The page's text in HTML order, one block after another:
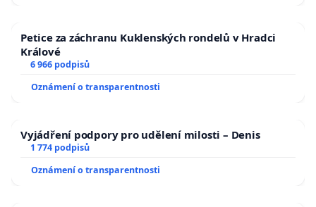
Petice za záchranu Kuklenských rondelů v Hradci
Králové
6 966 podpisů
Oznámení o transparentnosti
Vyjádření podpory pro udělení milosti – Denis
1 774 podpisů
Oznámení o transparentnosti